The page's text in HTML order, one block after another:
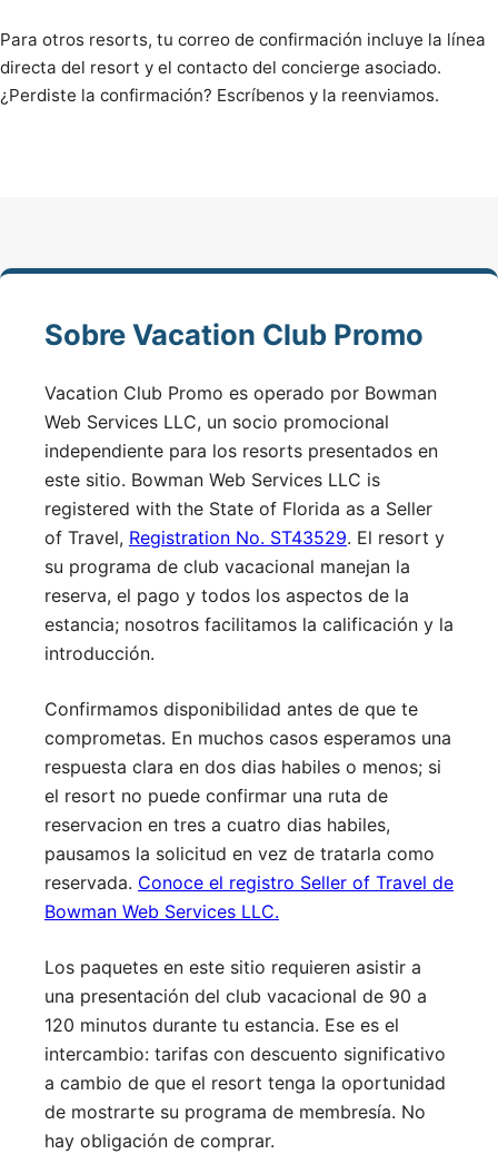
Para otros resorts, tu correo de confirmación incluye la línea
directa del resort y el contacto del concierge asociado.
¿Perdiste la confirmación? Escríbenos y la reenviamos.
Sobre Vacation Club Promo
Vacation Club Promo es operado por Bowman
Web Services LLC, un socio promocional
independiente para los resorts presentados en
este sitio. Bowman Web Services LLC is
registered with the State of Florida as a Seller
of Travel, Registration No. ST43529. El resort y
su programa de club vacacional manejan la
reserva, el pago y todos los aspectos de la
estancia; nosotros facilitamos la calificación y la
introducción.
Confirmamos disponibilidad antes de que te
comprometas. En muchos casos esperamos una
respuesta clara en dos dias habiles o menos; si
el resort no puede confirmar una ruta de
reservacion en tres a cuatro dias habiles,
pausamos la solicitud en vez de tratarla como
reservada. Conoce el registro Seller of Travel de
Bowman Web Services LLC.
Los paquetes en este sitio requieren asistir a
una presentación del club vacacional de 90 a
120 minutos durante tu estancia. Ese es el
intercambio: tarifas con descuento significativo
a cambio de que el resort tenga la oportunidad
de mostrarte su programa de membresía. No
hay obligación de comprar.